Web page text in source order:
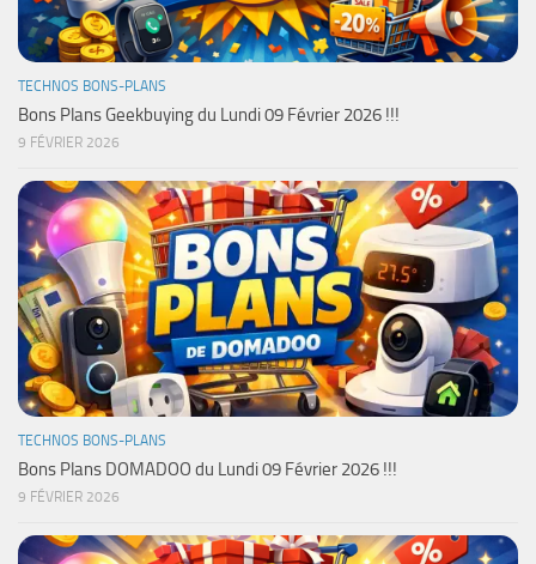
TECHNOS BONS-PLANS
Bons Plans Geekbuying du Lundi 09 Février 2026 !!!
9 FÉVRIER 2026
TECHNOS BONS-PLANS
Bons Plans DOMADOO du Lundi 09 Février 2026 !!!
9 FÉVRIER 2026